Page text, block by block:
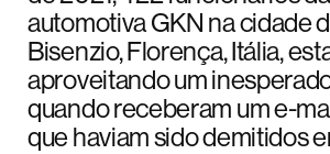
automotiva GKN na cidade
Bisenzio, Florença, Itália,
aproveitando um
quando receberam um e-
que haviam sido demitidos